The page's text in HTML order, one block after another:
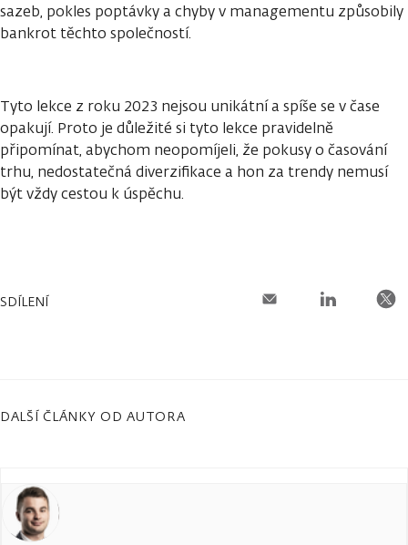
sazeb, pokles poptávky a chyby v managementu způsobily
bankrot těchto společností.
Tyto lekce z roku 2023 nejsou unikátní a spíše se v čase
opakují. Proto je důležité si tyto lekce pravidelně
připomínat, abychom neopomíjeli, že pokusy o časování
trhu, nedostatečná diverzifikace a hon za trendy nemusí
být vždy cestou k úspěchu.
SDÍLENÍ
DALŠÍ ČLÁNKY OD AUTORA